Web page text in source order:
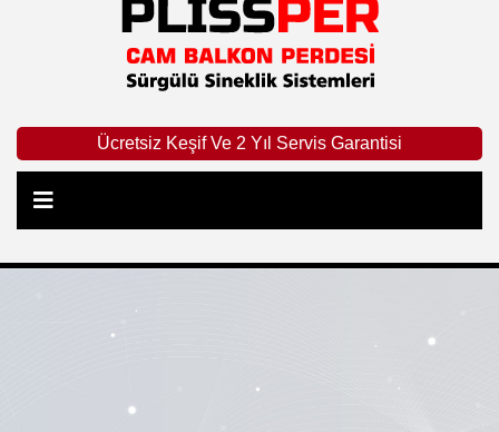
Ücretsiz Keşif Ve 2 Yıl Servis Garantisi